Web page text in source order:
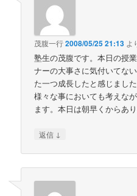
茂腹一行2008/05/25 21:13 よ
塾生の茂腹です。本日の授
ナーの大事さに気付いてな
た一つ成長したと感じまし
様々な事においても考えな
ます。本日は朝早くからあ
返信 ↓